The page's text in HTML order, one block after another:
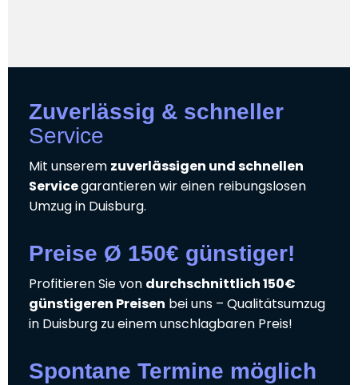
Zuverlässig & schneller
Service
Mit unserem zuverlässigen und schnellen
Servicegarantieren wir einen reibungslosen
Umzug in Duisburg.
Preise Ø 150€ günstiger!
Profitieren Sie von durchschnittlich 150€
günstigeren Preisen bei uns – Qualitätsumzug
in Duisburg zu einem unschlagbaren Preis!
Spontane Termine möglich